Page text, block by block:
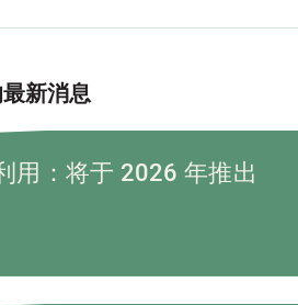
新消息
用：将于 2026 年推出